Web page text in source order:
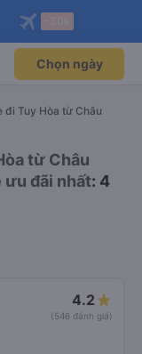
Mở app
qua
Mở app
Chọn ngày
đi Tuy Hòa từ Châu
từ Châu
ưu đãi nhất: 4
4.2
(546 đánh giá)